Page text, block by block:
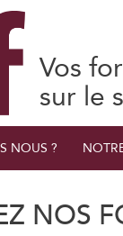
Vos
sur le
NOUS ?
NOS